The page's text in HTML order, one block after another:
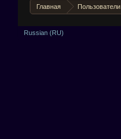
Главная Пользователи
Russian (RU)